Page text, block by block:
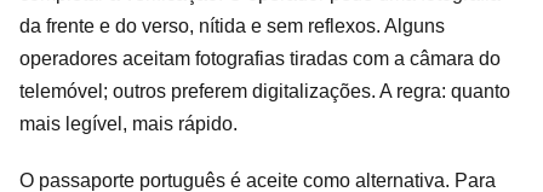
da frente e do verso, nítida e sem reflexos. Alguns
operadores aceitam fotografias tiradas com a câmara do
telemóvel; outros preferem digitalizações. A regra: quanto
mais legível, mais rápido.
O passaporte português é aceite como alternativa. Para